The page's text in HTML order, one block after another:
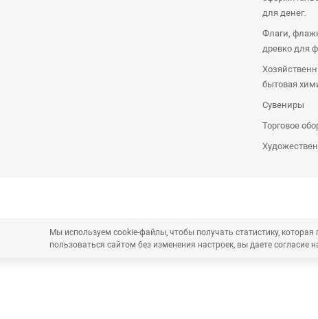
для денег.
Флаги,
древко для
бытовая
Сувениры
Торговое
Мы используем cookie-файлы, чтобы получать статистику,
пользоваться сайтом без изменения настроек, вы даете